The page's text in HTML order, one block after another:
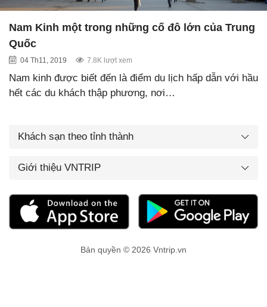
Nam Kinh một trong những cố đô lớn của Trung
Quốc
04 Th11, 2019 7.8K lượt xem
Nam kinh được biết đến là điểm du lịch hấp dẫn với hầu
hết các du khách thập phương, nơi…
Khách sạn theo tỉnh thành
Giới thiệu VNTRIP
Bản quyền © 2026 Vntrip.vn